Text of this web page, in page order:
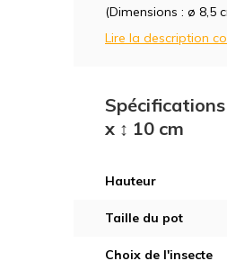
(Dimensions : ø 8,5
Lire la description
x ↕ 10 cm
Hauteur
Taille du pot
Choix de l'insecte